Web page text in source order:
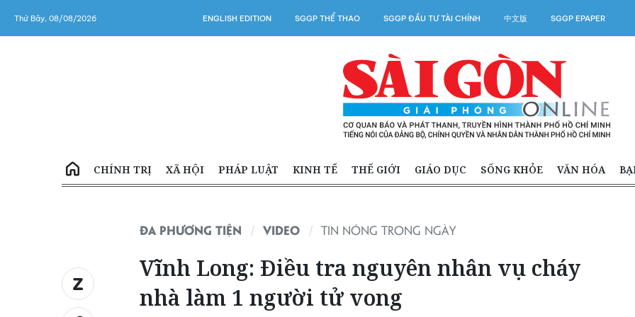
Thứ Bảy, 08/08/2026 ENGLISH EDITION SGGP THỂ THAO SGGP ĐẦU TƯ TÀI CHÍNH 中文版 SGGP EPAPER
CHÍNH TRỊ XÃ HỘI PHÁP LUẬT KINH TẾ THẾ GIỚI GIÁO DỤC SỐNG KHỎE VĂN HÓA
ĐA PHƯƠNG TIỆN VIDEO TIN NÓNG TRONG NGÀY
Vĩnh Long: Điều tra nguyên nhân vụ cháy
nhà làm 1 người tử vong